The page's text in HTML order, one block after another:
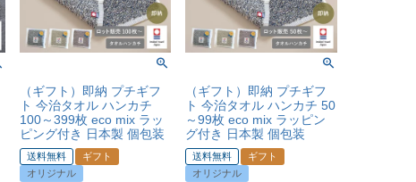
（ギフト）即納 プチギフ
ト 今治タオル ハンカチ
100～399枚 eco mix ラッ
ピング付き 日本製 個包装
送料無料
ギフト
オリジナル
（ギフト）即納 プチギフ
ト 今治タオル ハンカチ 50
～99枚 eco mix ラッピン
グ付き 日本製 個包装
送料無料
ギフト
オリジナル